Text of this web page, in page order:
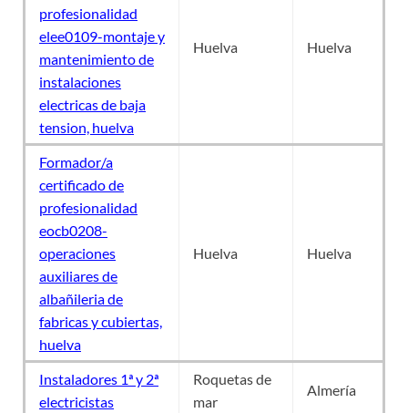
profesionalidad
elee0109-montaje y
mantenimiento de
instalaciones
electricas de baja
tension, huelva
Huelva Huelva
Formador/a
certificado de
profesionalidad
eocb0208-
operaciones
auxiliares de
albañileria de
fabricas y cubiertas,
huelva
Huelva Huelva
Instaladores 1ª y 2ª
electricistas
Roquetas de
mar
Almería